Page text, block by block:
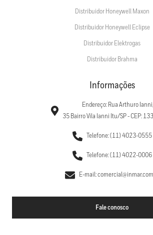
Distribuidor Honeywell Maxon
Distribuidor Honeywell Eclipse
Distribuidor Elektrogas
Distribuidor Brahma
Informações
Endereço: Rua Arthuro Ianni,
35 Bairro Vila Ianni Itu/SP - CEP:
Telefone: (11) 4023-0555
Telefone: (11) 4022-0006
E-mail:
Fale conosco